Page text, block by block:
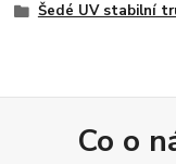
Šedé UV stabilní
Co o